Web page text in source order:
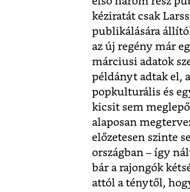
kéziratát csak
publikálására
az új regény már
márciusi adatok
példányt adtak el,
popkulturális és
kicsit sem
alaposan
előzetesen szinte
országban – így
bár a rajongók
attól a ténytől,